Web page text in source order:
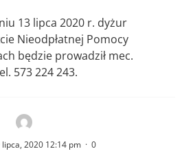
13 lipca 2020 r. dyżur
Nieodpłatnej Pomocy
będzie prowadził mec.
573 224 243.
lipca, 2020 12:14 pm · 0